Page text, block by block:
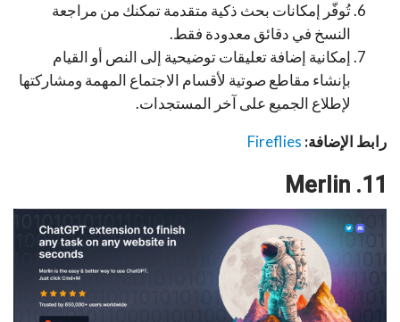
تُوفّر إمكانات بحث ذكية متقدمة تمكنك من مراجعة
النسخ في دقائق معدودة فقط.
إمكانية إضافة تعليقات توضيحية إلى النص أو القيام
بإنشاء مقاطع صوتية لأقسام الاجتماع المهمة ومشاركتها
لإطلاع الجميع على آخر المستجدات.
رابط الإضافة: Fireflies
11. Merlin